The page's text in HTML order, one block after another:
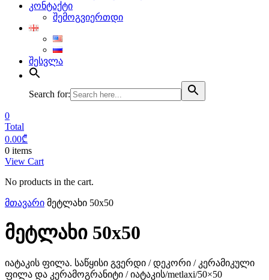
კონტაქტი
შემოგვიერთდი
შესვლა
Search for:
0
Total
0.00₾
0 items
View Cart
No products in the cart.
მთავარი მეტლახი 50x50
მეტლახი 50x50
იატაკის ფილა. საწყისი გვერდი / დეკორი / კერამიკული
ფილა და კერამოგრანიტი / იატაკის/metlaxi/50×50